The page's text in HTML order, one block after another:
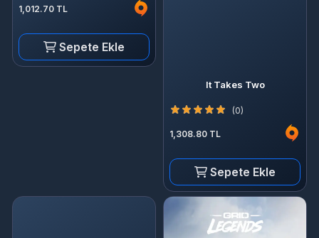
1,012.70 TL
Sepete Ekle
It Takes Two
(0)
1,308.80 TL
Sepete Ekle